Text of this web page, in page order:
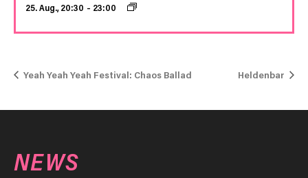
25. Aug., 20:30 – 23:00
Yeah Yeah Yeah Festival: Chaos Ballad Heldenbar
NEWS